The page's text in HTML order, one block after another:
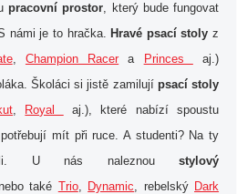
pracovní prostor, který bude fungovat
námi je to hračka. Hravé psací stoly z
, Champion Racer a Princes
aj.)
Školáci si jistě zamilují psací stoly
, Royal
aj.), které nabízí spoustu
mít při ruce. A studenti? Na ty
U nás naleznou stylový
také Trio, Dynamic, rebelský Dark